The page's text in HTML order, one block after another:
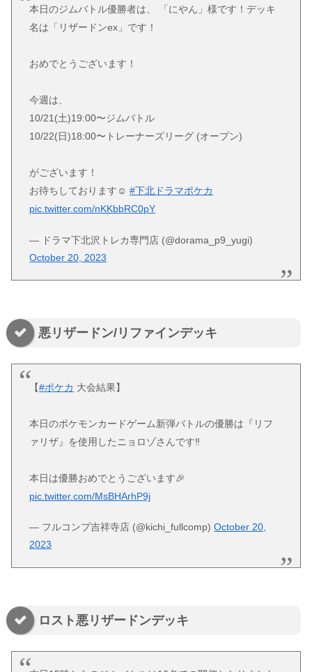
本日のジムバトル優勝者は、 「にやん」様です！デッキ
名は「リザードンex」です！
おめでとうございます！
今週は、
10/21(土)19:00〜ジムバトル
10/22(日)18:00〜トレーナーズリーグ (オープン)
がございます！
お待ちしております☺️#下北ドラマポケカ
pic.twitter.com/nKKbbRC0pY
— ドラマ下北沢トレカ専門店 (@dorama_p9_yugi)
October 20, 2023
悪リザードン/リファインデッキ
【#ポケカ 大会結果】
本日のポケモンカードゲーム新弾バトルの優勝は『リフ
ァリザ』を使用したニョロゾさんです‼️
本日は優勝おめでとうございます🎉
pic.twitter.com/MsBHArhP9j
— フルコンプ吉祥寺店 (@kichi_fullcomp)October 20,
2023
ロスト悪リザードンデッキ